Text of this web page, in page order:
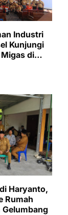
Industri
Kunjungi
di
Haryanto,
Rumah
Gelumbang